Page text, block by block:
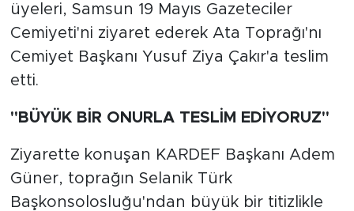
üyeleri, Samsun 19 Mayıs Gazeteciler
Cemiyeti'ni ziyaret ederek Ata Toprağı'nı
Cemiyet Başkanı Yusuf Ziya Çakır'a teslim
etti.
"BÜYÜK BİR ONURLA TESLİM EDİYORUZ"
Ziyarette konuşan KARDEF Başkanı Adem
Güner, toprağın Selanik Türk
Başkonsolosluğu'ndan büyük bir titizlikle